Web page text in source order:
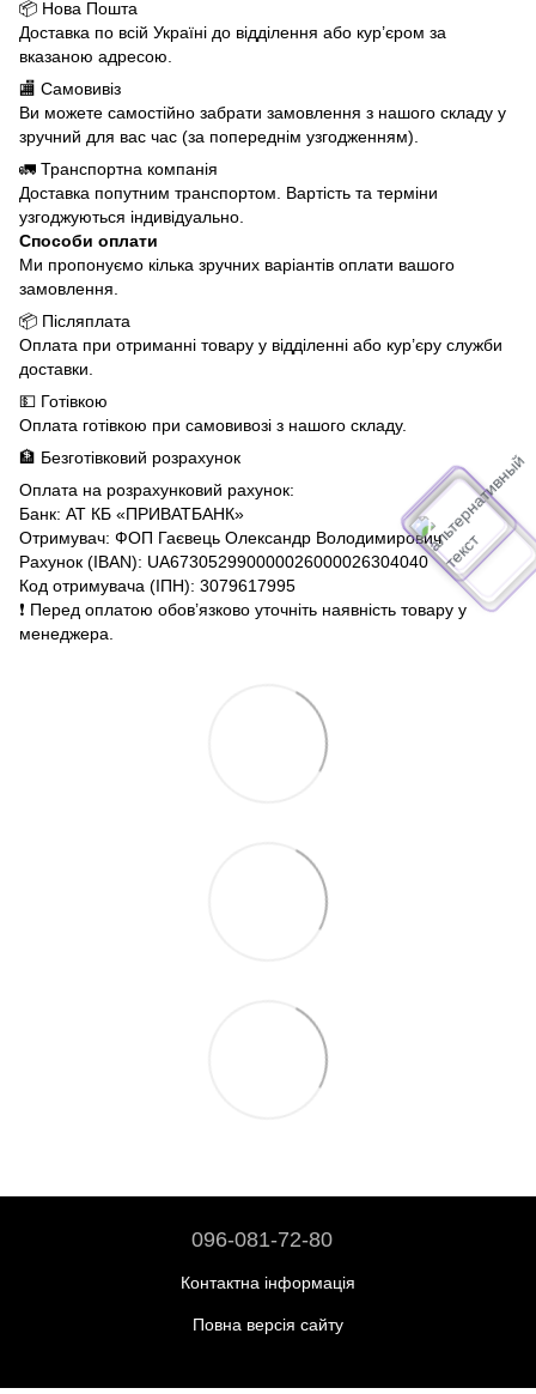
📦 Нова Пошта
Доставка по всій Україні до відділення або кур’єром за
вказаною адресою.
🏬 Самовивіз
Ви можете самостійно забрати замовлення з нашого складу у
зручний для вас час (за попереднім узгодженням).
🚛 Транспортна компанія
Доставка попутним транспортом. Вартість та терміни
узгоджуються індивідуально.
Способи оплати
Ми пропонуємо кілька зручних варіантів оплати вашого
замовлення.
📦 Післяплата
Оплата при отриманні товару у відділенні або кур’єру служби
доставки.
💵 Готівкою
Оплата готівкою при самовивозі з нашого складу.
🏦 Безготівковий розрахунок
Оплата на розрахунковий рахунок:
Банк: АТ КБ «ПРИВАТБАНК»
Отримувач: ФОП Гаєвець Олександр Володимирович
Рахунок (IBAN): UA673052990000026000026304040
Код отримувача (ІПН): 3079617995
❗️ Перед оплатою обов’язково уточніть наявність товару у
менеджера.
096-081-72-80
Контактна інформація
Повна версія сайту